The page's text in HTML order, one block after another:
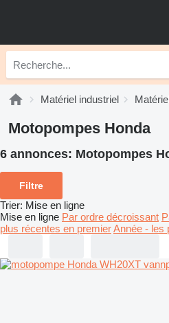
Matériel industriel
Motopompes Honda
6 annonces: Motopompes
Filtre
Trier: Mise en ligne
Mise en ligne Par ordre décroissant
plus récentes en premierAnnée - les